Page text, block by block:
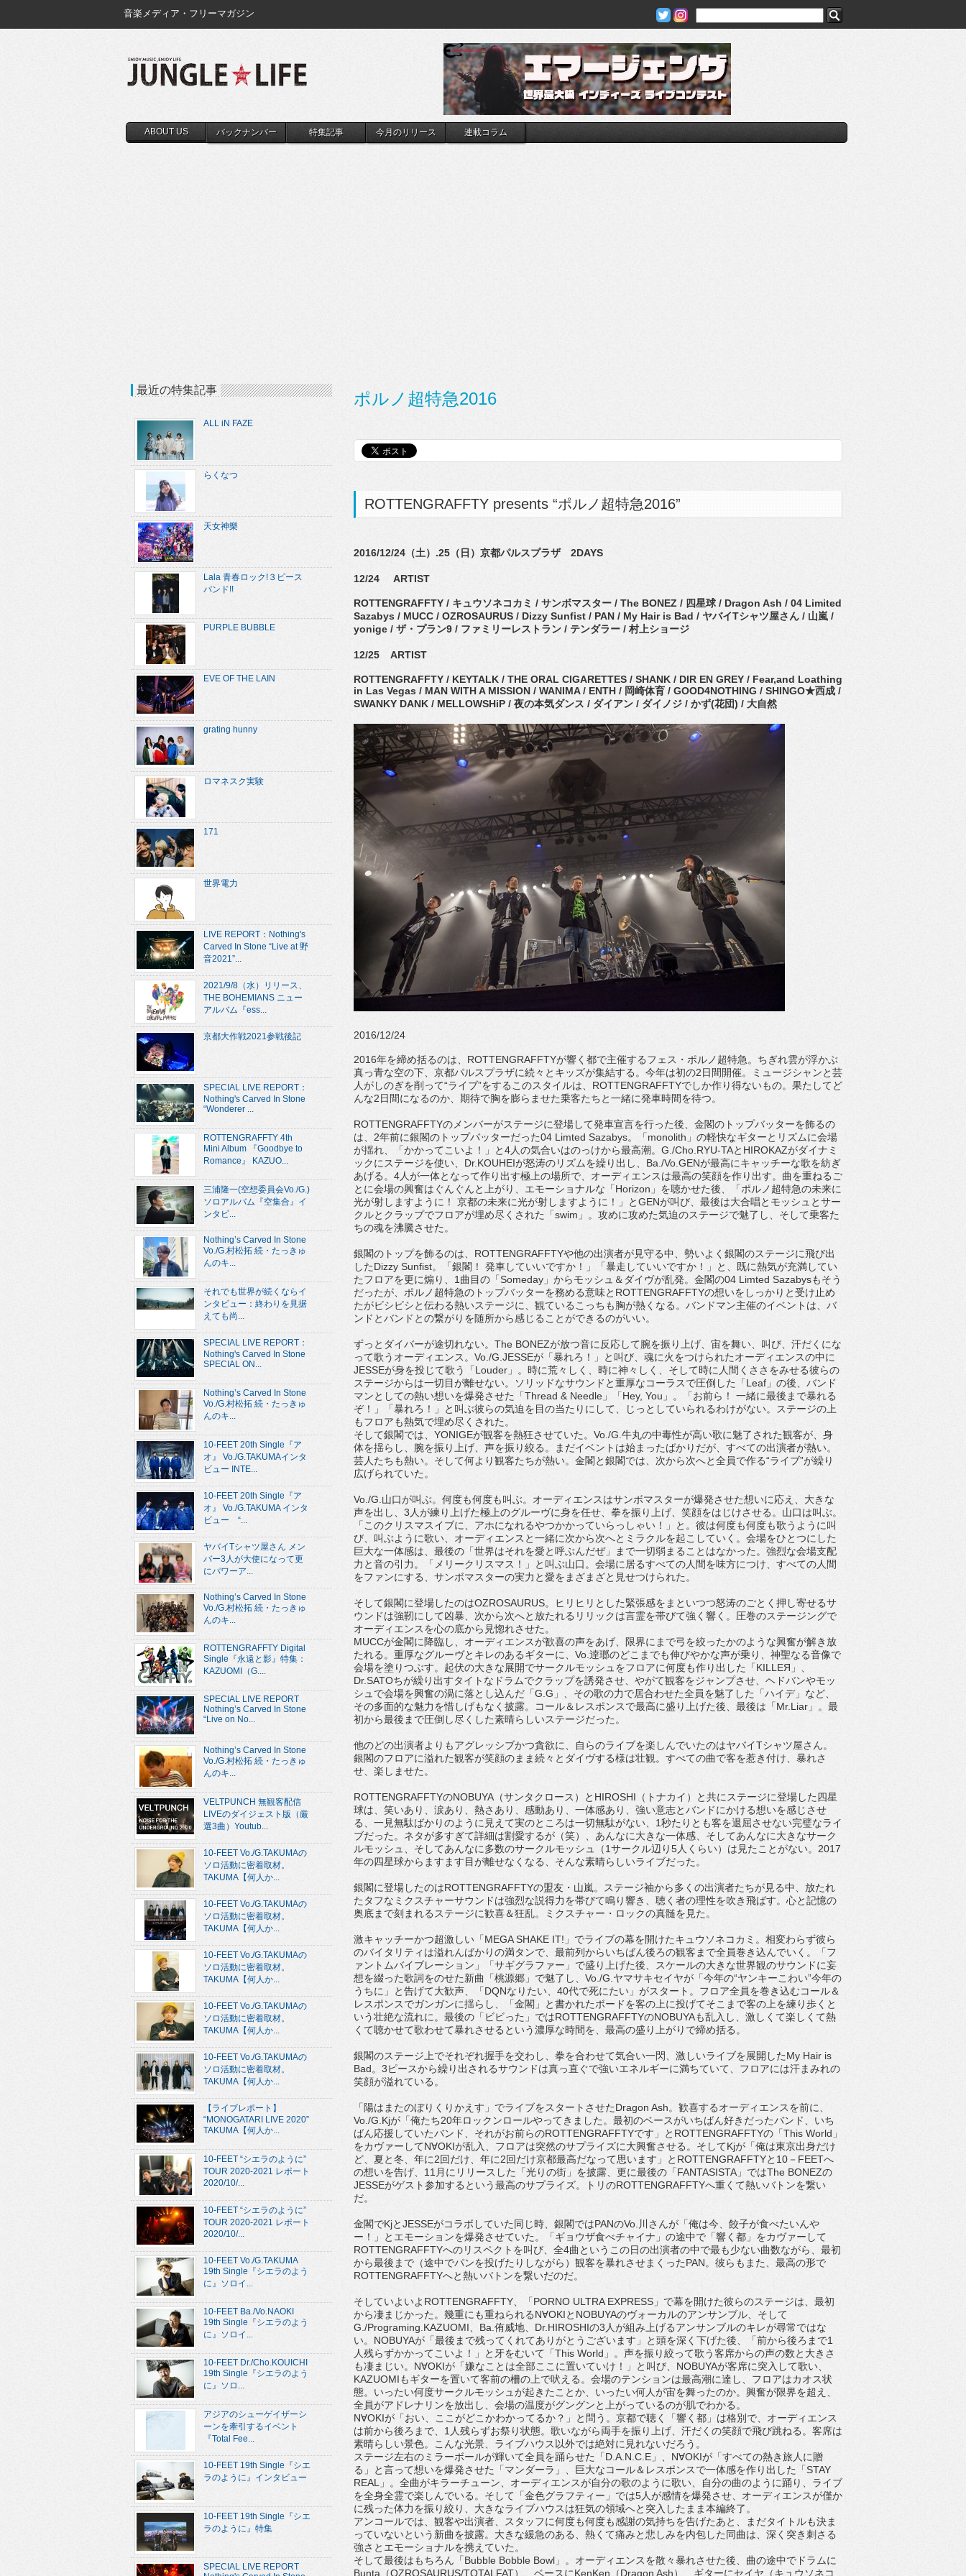
音楽メディア・フリーマガジン
ABOUT US バックナンバー 特集記事 今月のリリース 連載コラム
ポルノ超特急2016
ROTTENGRAFFTY presents “ポルノ超特急2016”
2016/12/24（土）.25（日）京都パルスプラザ 2DAYS
12/24 ARTIST
ROTTENGRAFFTY / キュウソネコカミ / サンボマスター / The BONEZ / 四星球 / Dragon Ash / 04 Limited
Sazabys / MUCC / OZROSAURUS / Dizzy Sunfist / PAN / My Hair is Bad / ヤバイTシャツ屋さん / 山嵐 /
yonige / ザ・プラン9 / ファミリーレストラン / テンダラー / 村上ショージ
12/25 ARTIST
ROTTENGRAFFTY / KEYTALK / THE ORAL CIGARETTES / SHANK / DIR EN GREY / Fear,and Loathing
in Las Vegas / MAN WITH A MISSION / WANIMA / ENTH / 岡崎体育 / GOOD4NOTHING / SHINGO★西成 /
SWANKY DANK / MELLOWSHiP / 夜の本気ダンス / ダイアン / ダイノジ / かず(花団) / 大自然
2016/12/24
2016年を締め括るのは、ROTTENGRAFFTYが響く都で主催するフェス・ポルノ超特急。ちぎれ雲が浮かぶ
真っ青な空の下、京都パルスプラザに続々とキッズが集結する。今年は初の2日間開催。ミュージシャンと芸
人がしのぎを削って“ライブ”をするこのスタイルは、ROTTENGRAFFTYでしか作り得ないもの。果たしてど
んな2日間になるのか、期待で胸を膨らませた乗客たちと一緒に発車時間を待つ。
ROTTENGRAFFTYのメンバーがステージに登場して発車宣言を行った後、金閣のトップバッターを飾るの
は、2年前に銀閣のトップバッターだった04 Limted Sazabys。「monolith」の軽快なギターとリズムに会場
が揺れ、「かかってこいよ！」と4人の気合いはのっけから最高潮。G./Cho.RYU-TAとHIROKAZがダイナミ
ックにステージを使い、Dr.KOUHEIが怒涛のリズムを繰り出し、Ba./Vo.GENが最高にキャッチーな歌を紡ぎ
あげる。4人が一体となって作り出す極上の場所で、オーディエンスは最高の笑顔を作り出す。曲を重ねるご
とに会場の興奮はぐんぐんと上がり、エモーショナルな「Horizon」を聴かせた後、「ポルノ超特急の未来に
光が射しますように！ 京都の未来に光が射しますように！」とGENが叫び、最後は大合唱とモッシュとサー
クルとクラップでフロアが埋め尽くされた「swim」。攻めに攻めた気迫のステージで魅了し、そして乗客た
ちの魂を沸騰させた。
銀閣のトップを飾るのは、ROTTENGRAFFTYや他の出演者が見守る中、勢いよく銀閣のステージに飛び出
したDizzy Sunfist。「銀閣！ 発車していいですか！」「暴走していいですか！」と、既に熱気が充満してい
たフロアを更に煽り、1曲目の「Someday」からモッシュ＆ダイヴが乱発。金閣の04 Limted Sazabysもそう
だったが、ポルノ超特急のトップバッターを務める意味とROTTENGRAFFTYの想いをしっかりと受け止め
たがビシビシと伝わる熱いステージに、観ているこっちも胸が熱くなる。バンドマン主催のイベントは、バ
ンドとバンドとの繋がりを随所から感じることができるのがいい。
ずっとダイバーが途切れない。The BONEZが放つ音に反応して腕を振り上げ、宙を舞い、叫び、汗だくにな
って歌うオーディエンス。Vo./G.JESSEが「暴れろ！」と叫び、魂に火をつけられたオーディエンスの中に
JESSEが身を投じて歌う「Louder」。時に荒々しく、時に神々しく、そして時に人間くささをみせる彼らの
ステージからは一切目が離せない。ソリッドなサウンドと重厚なコーラスで圧倒した「Leaf」の後、バンド
マンとしての熱い想いを爆発させた「Thread & Needle」「Hey, You」。「お前ら！ 一緒に最後まで暴れる
ぞ！」「暴れろ！」と叫ぶ彼らの気迫を目の当たりにして、じっとしていられるわけがない。ステージの上
もフロアも熱気で埋め尽くされた。
そして銀閣では、YONIGEが観客を熱狂させていた。Vo./G.牛丸の中毒性が高い歌に魅了された観客が、身
体を揺らし、腕を振り上げ、声を振り絞る。まだイベントは始まったばかりだが、すべての出演者が熱い。
芸人たちも熱い。そして何より観客たちが熱い。金閣と銀閣では、次から次へと全員で作る“ライブ”が繰り
広げられていた。
Vo./G.山口が叫ぶ。何度も何度も叫ぶ。オーディエンスはサンボマスターが爆発させた想いに応え、大きな
声を出し、3人が練り上げた極上のグルーヴに身を任せ、拳を振り上げ、笑顔をはじけさせる。山口は叫ぶ。
「このクリスマスイブに、アホになれるやつかかっていらっしゃい！」と。彼は何度も何度も歌うように叫
び、叫ぶように歌い、オーディエンスと一緒に次から次へとミラクルを起こしていく。会場をひとつにした
巨大な一体感は、最後の「世界はそれを愛と呼ぶんだぜ」まで一切弱まることはなかった。強烈な会場支配
力と音の引力。「メリークリスマス！」と叫ぶ山口。会場に居るすべての人間を味方につけ、すべての人間
をファンにする、サンボマスターの実力と愛をまざまざと見せつけられた。
そして銀閣に登場したのはOZROSAURUS。ヒリヒリとした緊張感をまといつつ怒涛のごとく押し寄せるサ
ウンドは強靭にして凶暴、次から次へと放たれるリリックは言霊を帯びて強く響く。圧巻のステージングで
オーディエンスを心の底から見惚れさせた。
MUCCが金閣に降臨し、オーディエンスが歓喜の声をあげ、限界にまで弓を絞ったかのような興奮が解き放
たれる。重厚なグルーヴとキレのあるギターに、Vo.逹瑯のどこまでも伸びやかな声が乗り、神聖なる音像で
会場を塗りつぶす。起伏の大きな展開でサークルモッシュをフロアに何度も作り出した「KILLEЯ」、
Dr.SATOちが繰り出すタイトなドラムでクラップを誘発させ、やがて観客をジャンプさせ、ヘドバンやモッ
シュで会場を興奮の渦に落とし込んだ「G.G」、その歌の力で居合わせた全員を魅了した「ハイデ」など、
その多面的な魅力を惜しげもなく披露。コール＆レスポンスで最高に盛り上げた後、最後は「Mr.Liar」。最
初から最後まで圧倒し尽くした素晴らしいステージだった。
他のどの出演者よりもアグレッシブかつ貪欲に、自らのライブを楽しんでいたのはヤバイTシャツ屋さん。
銀閣のフロアに溢れた観客が笑顔のまま続々とダイヴする様は壮観。すべての曲で客を惹き付け、暴れさ
せ、楽しませた。
ROTTENGRAFFTYのNOBUYA（サンタクロース）とHIROSHI（トナカイ）と共にステージに登場した四星
球は、笑いあり、涙あり、熱さあり、感動あり、一体感あり、強い意志とバンドにかける想いを感じさせ
る、一見無駄ばかりのように見えて実のところは一切無駄がない、1秒たりとも客を退屈させない完璧なライ
ブだった。ネタが多すぎて詳細は割愛するが（笑）、あんなに大きな一体感、そしてあんなに大きなサーク
ルモッシュ、そしてあんなに多数のサークルモッシュ（1サークル辺り5人くらい）は見たことがない。2017
年の四星球からますます目が離せなくなる、そんな素晴らしいライブだった。
銀閣に登場したのはROTTENGRAFFTYの盟友・山嵐。ステージ袖から多くの出演者たちが見る中、放たれ
たタフなミクスチャーサウンドは強烈な説得力を帯びて鳴り響き、聴く者の理性を吹き飛ばす。心と記憶の
奥底まで刻まれるステージに歓喜＆狂乱。ミクスチャー・ロックの真髄を見た。
激キャッチーかつ超激しい「MEGA SHAKE IT!」でライブの幕を開けたキュウソネコカミ。相変わらず彼ら
のバイタリティは溢れんばかりの満タンで、最前列からいちばん後ろの観客まで全員巻き込んでいく。「フ
ァントムバイブレーション」「サギグラファー」で盛り上げた後、スケールの大きな世界観のサウンドに妄
想を綴った歌詞をのせた新曲「桃源郷」で魅了し、Vo./G.ヤマサキセイヤが「今年の“ヤンキーこわい”今年の
うちに」と告げて大歓声、「DQNなりたい、40代で死にたい」がスタート。フロア全員を巻き込むコール＆
レスポンスでガンガンに揺らし、「金閣」と書かれたボードを客の上に投げてそこまで客の上を練り歩くと
いう壮絶な流れに。最後の「ビビった」ではROTTENGRAFFTYのNOBUYAも乱入し、激しくて楽しくて熱
くて聴かせて歌わせて暴れさせるという濃厚な時間を、最高の盛り上がりで締め括る。
銀閣のステージ上でそれぞれ握手を交わし、拳を合わせて気合い一閃、激しいライブを展開したMy Hair is
Bad。3ピースから繰り出されるサウンドは真っ直ぐで強いエネルギーに満ちていて、フロアには汗まみれの
笑顔が溢れている。
「陽はまたのぼりくりかえす」でライブをスタートさせたDragon Ash。歓喜するオーディエンスを前に、
Vo./G.Kjが「俺たち20年ロックンロールやってきました。最初のベースがいちばん好きだったバンド、いち
ばん応援していたバンド、それがお前らのROTTENGRAFFTYです」とROTTENGRAFFTYの「This World」
をカヴァーしてN∀OKIが乱入、フロアは突然のサプライズに大興奮させる。そしてKjが「俺は東京出身だけ
ど、夏と冬、年に2回だけ、年に2回だけ京都最高だなって思います」とROTTENGRAFFTYと10－FEETへ
の想いを告げ、11月にリリースした「光りの街」を披露、更に最後の「FANTASISTA」ではThe BONEZの
JESSEがゲスト参加するという最高のサプライズ。トリのROTTENGRAFFTYへ重くて熱いバトンを繋い
だ。
金閣でKjとJESSEがコラボしていた同じ時、銀閣ではPANのVo.川さんが「俺は今、餃子が食べたいんや
ー！」とエモーションを爆発させていた。「ギョウザ食べチャイナ」の途中で「響く都」をカヴァーして
ROTTENGRAFFTYへのリスペクトを叫び、全4曲というこの日の出演者の中で最も少ない曲数ながら、最初
から最後まで（途中でパンを投げたりしながら）観客を暴れさせまくったPAN。彼らもまた、最高の形で
ROTTENGRAFFTYへと熱いバトンを繋いだのだ。
そしていよいよROTTENGRAFFTY、「PORNO ULTRA EXPRESS」で幕を開けた彼らのステージは、最初
から凄まじかった。幾重にも重ねられるN∀OKIとNOBUYAのヴォーカルのアンサンブル、そして
G./Programing.KAZUOMI、Ba.侑威地、Dr.HIROSHIの3人が組み上げるアンサンブルのキレが尋常ではな
い。NOBUYAが「最後まで残ってくれてありがとうございます」と頭を深く下げた後、「前から後ろまで1
人残らずかかってこいよ！」と牙をむいて「This World」。声を振り絞って歌う客席からの声の数と大きさ
も凄まじい。N∀OKIが「嫌なことは全部ここに置いていけ！」と叫び、NOBUYAが客席に突入して歌い、
KAZUOMIもギターを置いて客前の柵の上で吠える。会場のテンションは最高潮に達し、フロアはカオス状
態。いったい何度サークルモッシュが起きたことか、いったい何人が宙を舞ったのか。興奮が限界を超え、
全員がアドレナリンを放出し、会場の温度がグングンと上がっているのが肌でわかる。
N∀OKIが「おい、ここがどこかわかってるか？」と問う。京都で聴く「響く都」は格別で、オーディエンス
は前から後ろまで、1人残らずお祭り状態。歌いながら両手を振り上げ、汗だくの笑顔で飛び跳ねる。客席は
素晴らしい景色。こんな光景、ライブハウス以外では絶対に見れないだろう。
ステージ左右のミラーボールが輝いて全員を踊らせた「D.A.N.C.E」、N∀OKIが「すべての熱き旅人に贈
る」と言って想いを爆発させた「マンダーラ」、巨大なコール＆レスポンスで一体感を作り出した「STAY
REAL」。全曲がキラーチューン、オーディエンスが自分の歌のように歌い、自分の曲のように踊り、ライブ
を全身全霊で楽しんでいる。そして「金色グラフティー」では5人が感情を爆発させ、オーディエンスが僅か
に残った体力を振り絞り、大きなライブハウスは狂気の領域へと突入したまま本編終了。
アンコールでは、観客や出演者、スタッフに何度も何度も感謝の気持ちを告げたあと、まだタイトルも決ま
っていないという新曲を披露。大きな緩急のある、熱くて痛みと悲しみを内包した同曲は、深く突き刺さる
強さとエモーショナルを携えていた。
そして最後はもちろん「Bubble Bobble Bowl」。オーディエンスを散々暴れさせた後、曲の途中でドラムに
Bunta（OZROSAURUS/TOTALFAT）、ベースにKenKen（Dragon Ash）、ギターにセイヤ（キュウソネコ
最近の特集記事
ALL iN FAZE
らくなつ
天女神樂
Lala 青春ロック!３ピース
バンド!!
PURPLE BUBBLE
EVE OF THE LAIN
grating hunny
ロマネスク実験
171
世界電力
LIVE REPORT：Nothing's
Carved In Stone “Live at 野
音2021”...
2021/9/8（水）リリース、
THE BOHEMIANS ニュー
アルバム『ess...
京都大作戦2021参戦後記
SPECIAL LIVE REPORT：
Nothing's Carved In Stone
“Wonderer ...
ROTTENGRAFFTY 4th
Mini Album 『Goodbye to
Romance』 KAZUO...
三浦隆一(空想委員会Vo./G.)
ソロアルバム『空集合』イ
ンタビ...
Nothing’s Carved In Stone
Vo./G.村松拓 続・たっきゅ
んのキ...
それでも世界が続くならイ
ンタビュー：終わりを見据
えても尚...
SPECIAL LIVE REPORT：
Nothing's Carved In Stone
SPECIAL ON...
Nothing’s Carved In Stone
Vo./G.村松拓 続・たっきゅ
んのキ...
10-FEET 20th Single『ア
オ』 Vo./G.TAKUMAインタ
ビュー INTE...
10-FEET 20th Single『ア
オ』 Vo./G.TAKUMA インタ
ビュー “...
ヤバイTシャツ屋さん メン
バー3人が大使になって更
にパワーア...
Nothing’s Carved In Stone
Vo./G.村松拓 続・たっきゅ
んのキ...
ROTTENGRAFFTY Digital
Single『永遠と影』特集：
KAZUOMI（G....
SPECIAL LIVE REPORT
Nothing’s Carved In Stone
“Live on No...
Nothing’s Carved In Stone
Vo./G.村松拓 続・たっきゅ
んのキ...
VELTPUNCH 無観客配信
LIVEのダイジェスト版（厳
選3曲）Youtub...
10-FEET Vo./G.TAKUMAの
ソロ活動に密着取材。
TAKUMA【何人か...
10-FEET Vo./G.TAKUMAの
ソロ活動に密着取材。
TAKUMA【何人か...
10-FEET Vo./G.TAKUMAの
ソロ活動に密着取材。
TAKUMA【何人か...
10-FEET Vo./G.TAKUMAの
ソロ活動に密着取材。
TAKUMA【何人か...
10-FEET Vo./G.TAKUMAの
ソロ活動に密着取材。
TAKUMA【何人か...
【ライブレポート】
“MONOGATARI LIVE 2020”
TAKUMA【何人か...
10-FEET “シエラのように”
TOUR 2020-2021 レポート
2020/10/...
10-FEET “シエラのように”
TOUR 2020-2021 レポート
2020/10/...
10-FEET Vo./G.TAKUMA
19th Single『シエラのよう
に』ソロイ...
10-FEET Ba./Vo.NAOKI
19th Single『シエラのよう
に』ソロイ...
10-FEET Dr./Cho.KOUICHI
19th Single『シエラのよう
に』ソロ...
アジアのシューゲイザーシ
ーンを牽引するイベント
『Total Fee...
10-FEET 19th Single『シエ
ラのように』インタビュー
10-FEET 19th Single『シエ
ラのように』特集
SPECIAL LIVE REPORT